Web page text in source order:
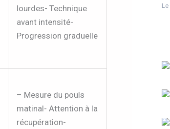
lourdes- Technique
avant intensité-
Progression graduelle
– Mesure du pouls
matinal- Attention à la
récupération-
Le